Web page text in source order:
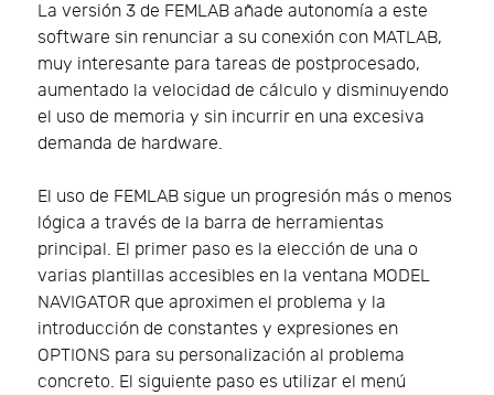
La versión 3 de FEMLAB añade autonomía a este
software sin renunciar a su conexión con MATLAB,
muy interesante para tareas de postprocesado,
aumentado la velocidad de cálculo y disminuyendo
el uso de memoria y sin incurrir en una excesiva
demanda de hardware.
El uso de FEMLAB sigue un progresión más o menos
lógica a través de la barra de herramientas
principal. El primer paso es la elección de una o
varias plantillas accesibles en la ventana MODEL
NAVIGATOR que aproximen el problema y la
introducción de constantes y expresiones en
OPTIONS para su personalización al problema
concreto. El siguiente paso es utilizar el menú